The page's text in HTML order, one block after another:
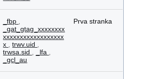
_fbp
_gat_gtag_xxxxxxxx
xxxxxxxxxxxxxxxxxx
x
,trwv.uid
trwsa.sid
_lfa
_gcl_au
Prva stranka